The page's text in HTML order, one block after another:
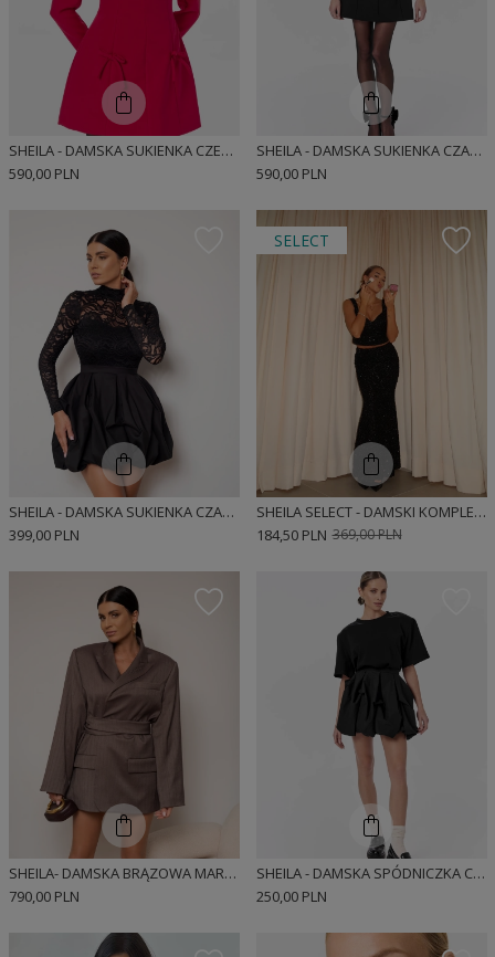
SHEILA - DAMSKA SUKIENKA CZERWONA MINI Z DŁUGIMI RĘKAWAMI 'ELIJA'
590,00 PLN
SHEILA - DAMSKA SUKIENKA CZARNA MINI Z DŁUGIMI RĘKAWAMI 'NELINDA'
590,00 PLN
SHEILA - DAMSKA SUKIENKA CZARNA O KROJU BOMBKI Z KORONKĄ MINI 'GILIAN'
399,00 PLN
SELECT
SHEILA SELECT - DAMSKI KOMPLET CEKINOWY CZARNY ZE SPÓDNICĄ MAXI 'DEMET'
369,00 PLN
184,50 PLN
SHEILA- DAMSKA BRĄZOWA MARYNARKA O KROJU OVERSIZE Z HAFTEM 'ALANA'
790,00 PLN
SHEILA - DAMSKA SPÓDNICZKA CZARNA ROZKLOSZOWANA 'CASUALE'
250,00 PLN